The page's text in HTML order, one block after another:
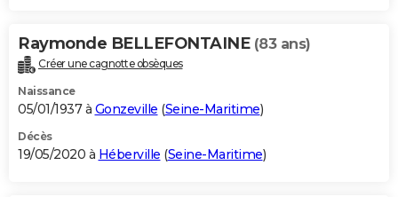
Raymonde BELLEFONTAINE (83 ans)
Créer une cagnotte obsèques
Naissance
05/01/1937 à Gonzeville (Seine-Maritime)
Décès
19/05/2020 à Héberville (Seine-Maritime)